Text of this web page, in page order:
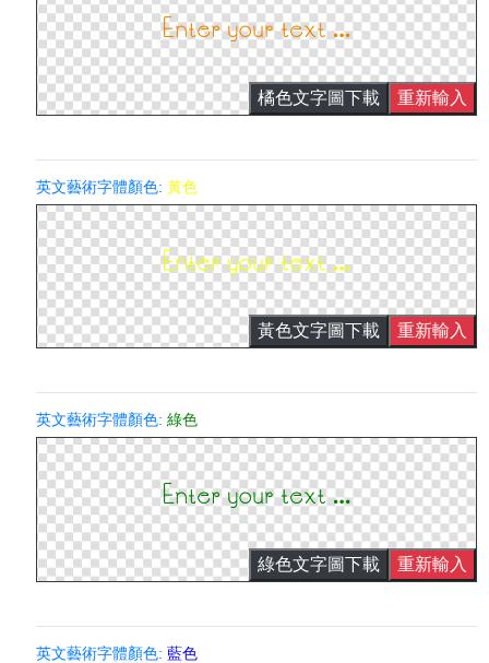
橘色文字圖下載 重新輸入
英文藝術字體顏色:黃色
黃色文字圖下載 重新輸入
英文藝術字體顏色:綠色
綠色文字圖下載 重新輸入
英文藝術字體顏色:藍色